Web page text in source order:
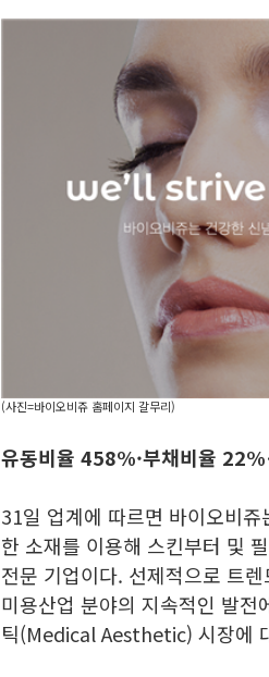
(사진=바이오비쥬 홈페이지 갈무리)
유동비율 458%·부채비율
31일 업계에 따르면 바이오비
한 소재를 이용해 스킨부터 및
전문 기업이다. 선제적으로 트
미용산업 분야의 지속적인 발
틱(Medical Aesthetic) 시장에